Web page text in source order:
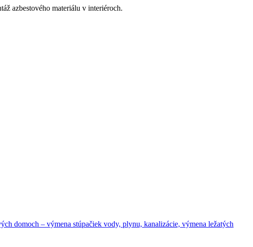
azbestového materiálu v interiéroch.
domoch – výmena stúpačiek vody, plynu, kanalizácie, výmena ležatých